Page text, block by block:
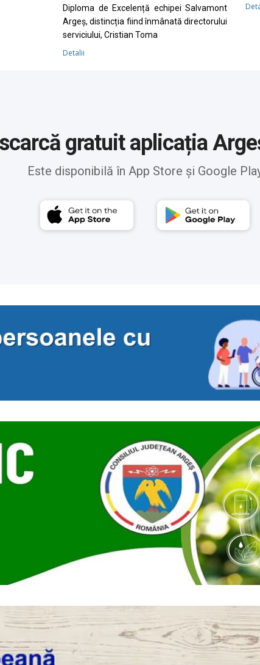
Diploma de Excelență echipei Salvamont
Argeș, distincția fiind înmânată directorului
serviciului, Cristian Toma
Detalii
gratuit aplicația
Este disponibilă în App Store și Google